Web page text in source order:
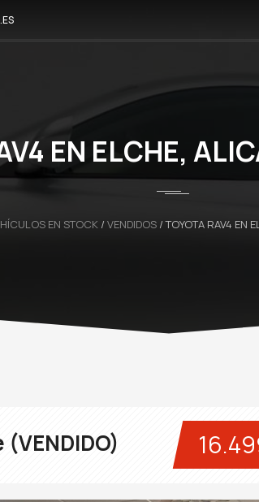
EN ELCHE,
EN STOCK/ VENDIDOS/TOYOTA RAV4 EN